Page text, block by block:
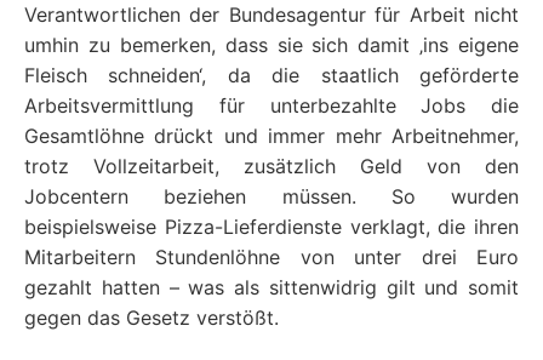
Verantwortlichen der Bundesagentur für Arbeit nicht
umhin zu bemerken, dass sie sich damit ‚ins eigene
Fleisch schneiden‘, da die staatlich geförderte
Arbeitsvermittlung für unterbezahlte Jobs die
Gesamtlöhne drückt und immer mehr Arbeitnehmer,
trotz Vollzeitarbeit, zusätzlich Geld von den
Jobcentern beziehen müssen. So wurden
beispielsweise Pizza-Lieferdienste verklagt, die ihren
Mitarbeitern Stundenlöhne von unter drei Euro
gezahlt hatten – was als sittenwidrig gilt und somit
gegen das Gesetz verstößt.